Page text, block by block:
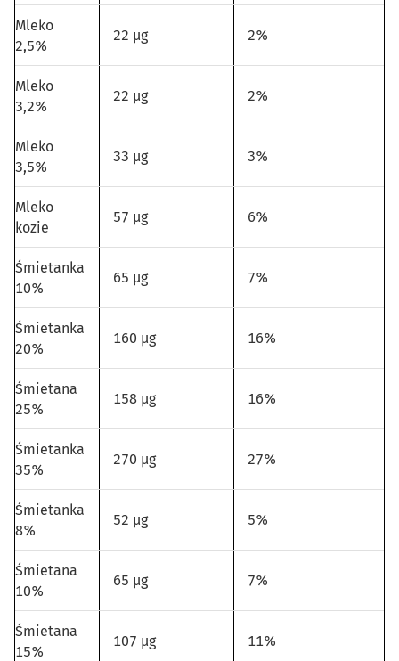
Mleko
2,5%
22 µg 2%
Mleko
3,2%
22 µg 2%
Mleko
3,5%
33 µg 3%
Mleko
kozie
57 µg 6%
Śmietanka
10%
65 µg 7%
Śmietanka
20%
160 µg 16%
Śmietana
25%
158 µg 16%
Śmietanka
35%
270 µg 27%
Śmietanka
8%
52 µg 5%
Śmietana
10%
65 µg 7%
Śmietana
15%
107 µg 11%